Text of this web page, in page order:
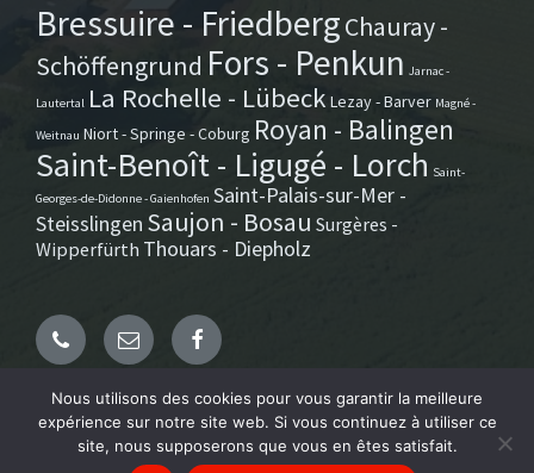
Bressuire - FriedbergChauray -
Schöffengrund Fors - Penkun Jarnac -
Lautertal La Rochelle - Lübeck Lezay - Barver Magné -
Weitnau Niort - Springe - Coburg Royan - Balingen
Saint-Benoît - Ligugé - Lorch Saint-
Georges-de-Didonne - Gaienhofen Saint-Palais-sur-Mer -
Steisslingen Saujon - Bosau Surgères -
Wipperfürth Thouars - Diepholz
Email Facebook
© AFAPE Poitou-Charentes. Website by Mila Weissweiler.
Nous utilisons des cookies pour vous garantir la meilleure
expérience sur notre site web. Si vous continuez à utiliser ce
site, nous supposerons que vous en êtes satisfait.